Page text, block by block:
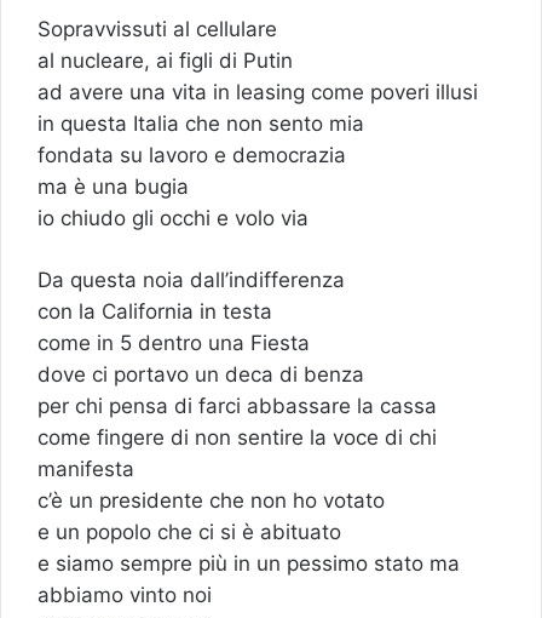
Sopravvissuti al cellulare
al nucleare, ai figli di Putin
ad avere una vita in leasing come poveri illusi
in questa Italia che non sento mia
fondata su lavoro e democrazia
ma è una bugia
io chiudo gli occhi e volo via
Da questa noia dall’indifferenza
con la California in testa
come in 5 dentro una Fiesta
dove ci portavo un deca di benza
per chi pensa di farci abbassare la cassa
come fingere di non sentire la voce di chi
manifesta
c’è un presidente che non ho votato
e un popolo che ci si è abituato
e siamo sempre più in un pessimo stato ma
abbiamo vinto noi